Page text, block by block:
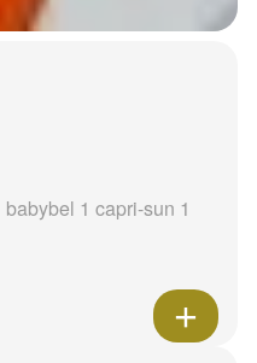
1 capri-sun 1